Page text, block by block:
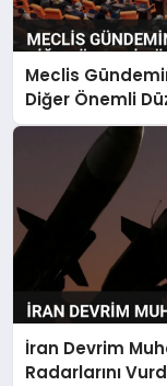
Meclis
Diğer Önemli
İran Devrim
Radarlarını